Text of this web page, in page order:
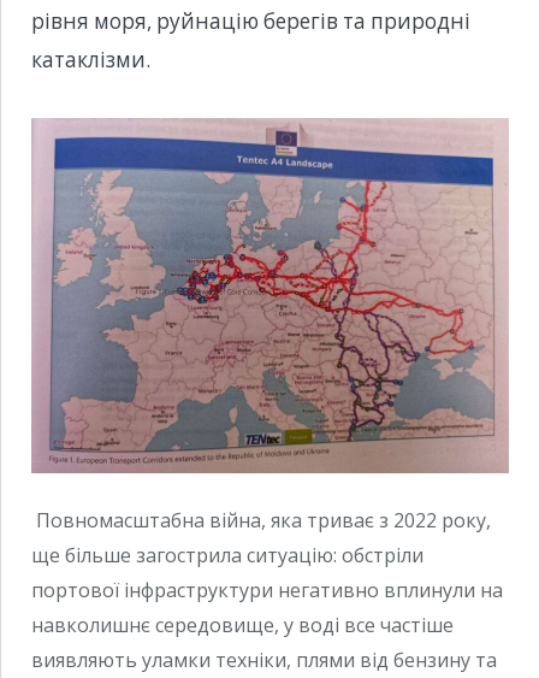
рівня моря, руйнацію берегів та природні
катаклізми.
Повномасштабна війна, яка триває з 2022 року,
ще більше загострила ситуацію: обстріли
портової інфраструктури негативно вплинули на
навколишнє середовище, у воді все частіше
виявляють уламки техніки, плями від бензину та